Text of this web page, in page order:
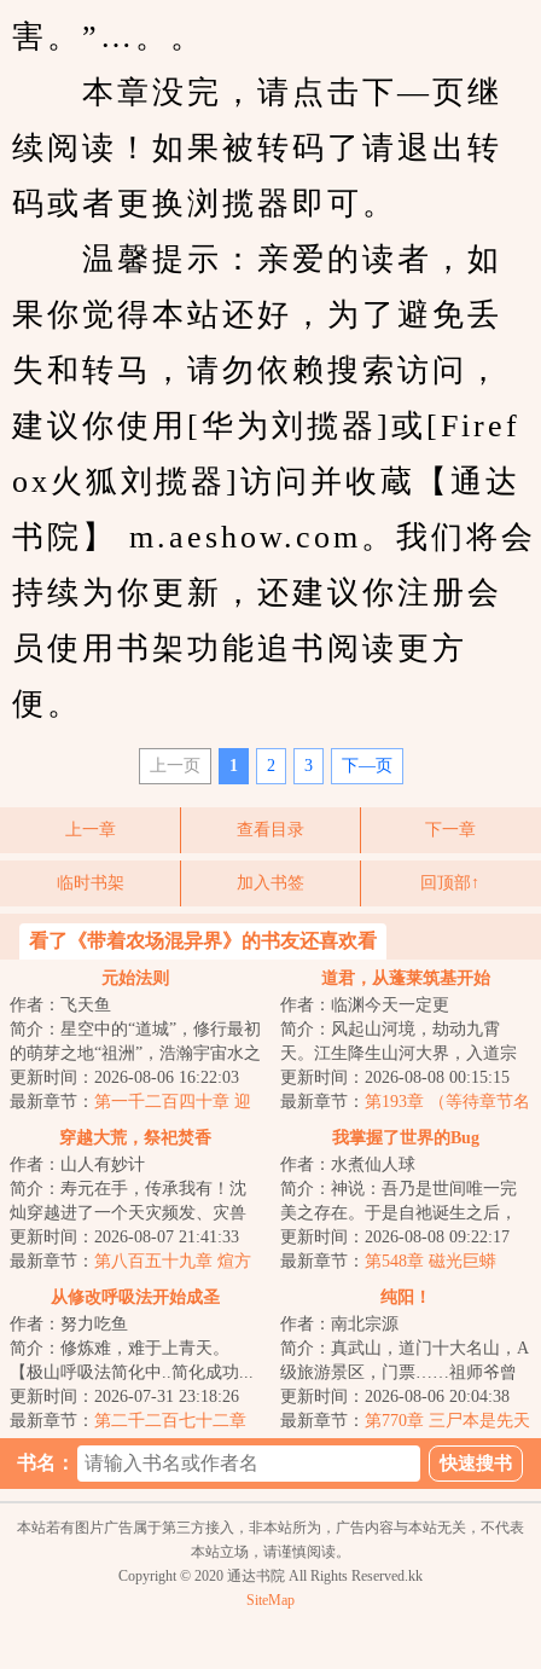
害。”…。。
本章没完，请点击下—页继
续阅读！如果被转码了请退出转
码或者更换浏揽器即可。
温馨提示：亲爱的读者，如
果你觉得本站还好，为了避免丢
失和转马，请勿依赖搜索访问，
建议你使用[华为刘揽器]或[Firef
ox火狐刘揽器]访问并收蔵【通达
书院】 m.aeshow.com。我们将会
持续为你更新，还建议你注册会
员使用书架功能追书阅读更方
便。
上一页 1 2 3 下—页
上一章 查看目录 下一章
临时书架 加入书签 回顶部↑
看了《带着农场混异界》的书友还喜欢看
元始法则
作者：飞天鱼
简介：星空中的“道城”，修行最初
的萌芽之地“祖洲”，浩瀚宇宙水之
起源“神仓古泽”，虚暗禁区“战斧
座...
更新时间：2026-08-06 16:22:03
最新章节： 第一千二百四十章 迎
道君，从蓬莱筑基开始
作者：临渊今天一定更
简介：风起山河境，劫动九霄
天。江生降生山河大界，入道宗
蓬莱，八岁许道、四载识文、六
载春秋已天道筑基...
更新时间：2026-08-08 00:15:15
最新章节： 第193章 （等待章节名
替换哦）
穿越大荒，祭祀焚香
作者：山人有妙计
简介：寿元在手，传承我有！沈
灿穿越进了一个天灾频发、灾兽
横行，异族视人族为血食、祭品
的大荒世界。成...
更新时间：2026-08-07 21:41:33
最新章节： 第八百五十九章 煊方
我掌握了世界的Bug
作者：水煮仙人球
简介：神说：吾乃是世间唯一完
美之存在。于是自祂诞生之后，
原本完美无瑕的世界，出现了瑕
疵。凌驾于芸芸...
更新时间：2026-08-08 09:22:17
最新章节： 第548章 磁光巨蟒
从修改呼吸法开始成圣
作者：努力吃鱼
简介：修炼难，难于上青天。
【极山呼吸法简化中..简化成功...
极山呼吸法→呼吸!】陈斐深吸了
一口气。【极...
更新时间：2026-07-31 23:18:26
最新章节： 第二千二百七十二章
纯阳！
作者：南北宗源
简介：真武山，道门十大名山，A
级旅游景区，门票……祖师爷曾
预言：真武传道七十三，因凡应
劫后人参。“...
更新时间：2026-08-06 20:04:38
最新章节： 第770章 三尸本是先天
祸！未来元宫之主
书名：
本站若有图片广告属于第三方接入，非本站所为，广告内容与本站无关，不代表
本站立场，请谨慎阅读。
Copyright © 2020 通达书院 All Rights Reserved.kk
SiteMap